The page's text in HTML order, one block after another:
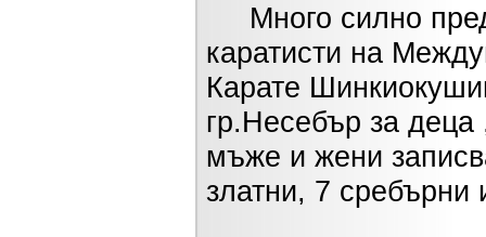
Много силно
каратисти на
Карате
гр.Несебър за
мъже и жени
златни, 7 сребърни